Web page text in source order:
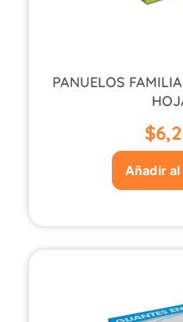
PANUELOS
$
Añadir